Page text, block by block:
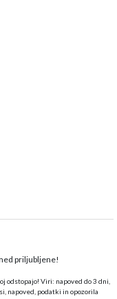
priljubljene!
odstopajo! Viri: napoved do 3 dni,
napoved, podatki in opozorila